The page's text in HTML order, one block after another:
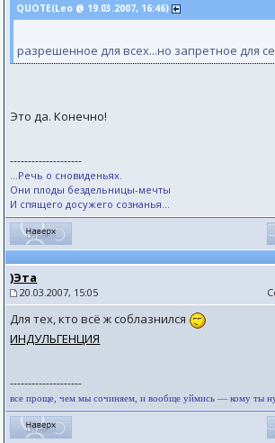
QUOTE(Leo @ 19.03.2007, 16:46)
разрешенное для всех...но запретное для
Это да. Конечно!
--------------------
...Речь о сновиденьях.
Они плоды бездельницы-мечты
И спящего досужего сознанья...
)Эта
20.03.2007, 15:05
Для тех, кто всё ж соблазнился
ИНДУЛЬГЕНЦИЯ
--------------------
все проще, чем мы сочиняем, и вообще уймись — кому ты